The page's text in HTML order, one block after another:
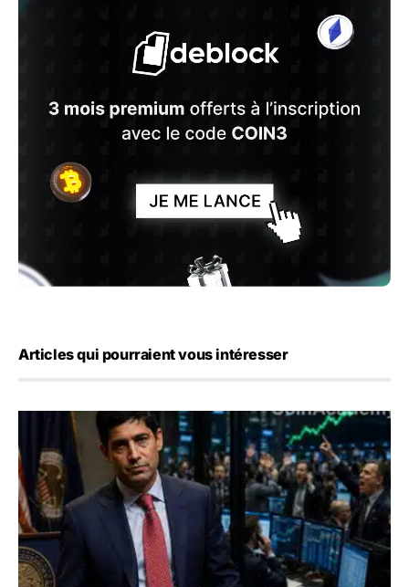
Articles qui pourraient vous intéresser
Emploi américain : 23 000 postes détruits en juillet, les